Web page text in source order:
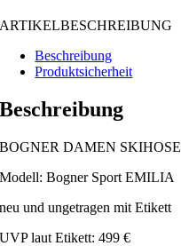
ARTIKELBESCHREIBUNG
Beschreibung
Produktsicherheit
Beschreibung
BOGNER DAMEN SKIHOSE
Modell: Bogner Sport EMILIA
neu und ungetragen mit Etikett
UVP laut Etikett: 499 €